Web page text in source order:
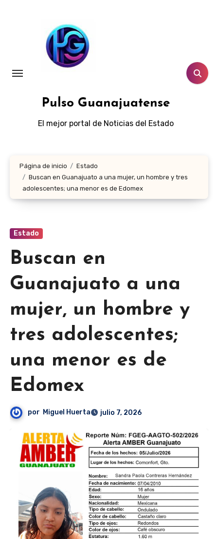
Pulso Guanajuatense
El mejor portal de Noticias del Estado
Página de inicio
Estado
Buscan en Guanajuato a una mujer, un hombre y tres
adolescentes; una menor es de Edomex
Estado
Buscan en
Guanajuato a una
mujer, un hombre y
tres adolescentes;
una menor es de
Edomex
por Miguel Huerta julio 7, 2026